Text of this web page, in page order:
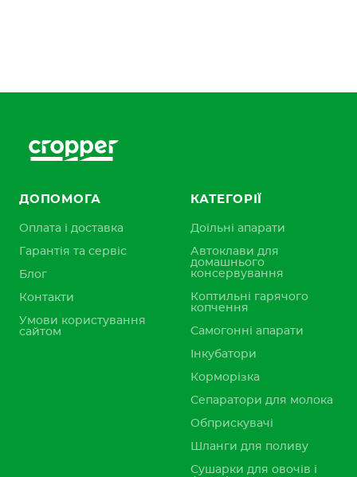
ДОПОМОГА
Оплата і доставка
Гарантія та сервіс
Блог
Контакти
Умови користування
сайтом
КАТЕГОРІЇ
Доїльні апарати
Автоклави для
домашнього
консервування
Коптильні гарячого
копчення
Самогонні апарати
Інкубатори
Корморізка
Сепаратори для молока
Обприскувачі
Шланги для поливу
Сушарки для овочів і